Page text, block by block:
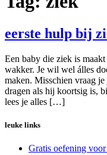
eerste hulp bij
Een baby die ziek is
wakker. Je wil wel álles
maken. Misschien vraag
dragen als hij koortsig is,
lees je alles […]
leuke links
Gratis oefening